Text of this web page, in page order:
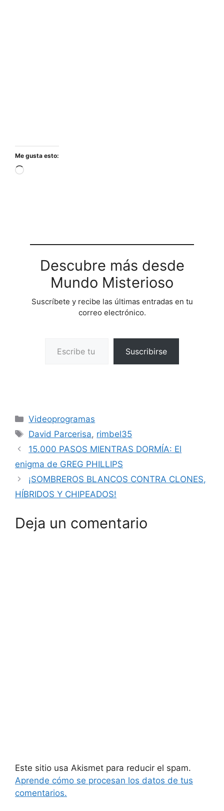
Me gusta esto:
Cargando...
Descubre más desde
Mundo Misterioso
Suscríbete y recibe las últimas entradas en tu
correo electrónico.
Suscribirse
Categorías
Videoprogramas
Etiquetas
David Parcerisa, rimbel35
15.000 PASOS MIENTRAS DORMÍA: El
enigma de GREG PHILLIPS
¡SOMBREROS BLANCOS CONTRA CLONES,
HÍBRIDOS Y CHIPEADOS!
Deja un comentario
Este sitio usa Akismet para reducir el spam.
Aprende cómo se procesan los datos de tus
comentarios.